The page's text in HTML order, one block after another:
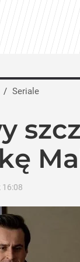
wracają
/ Seriale
16:08